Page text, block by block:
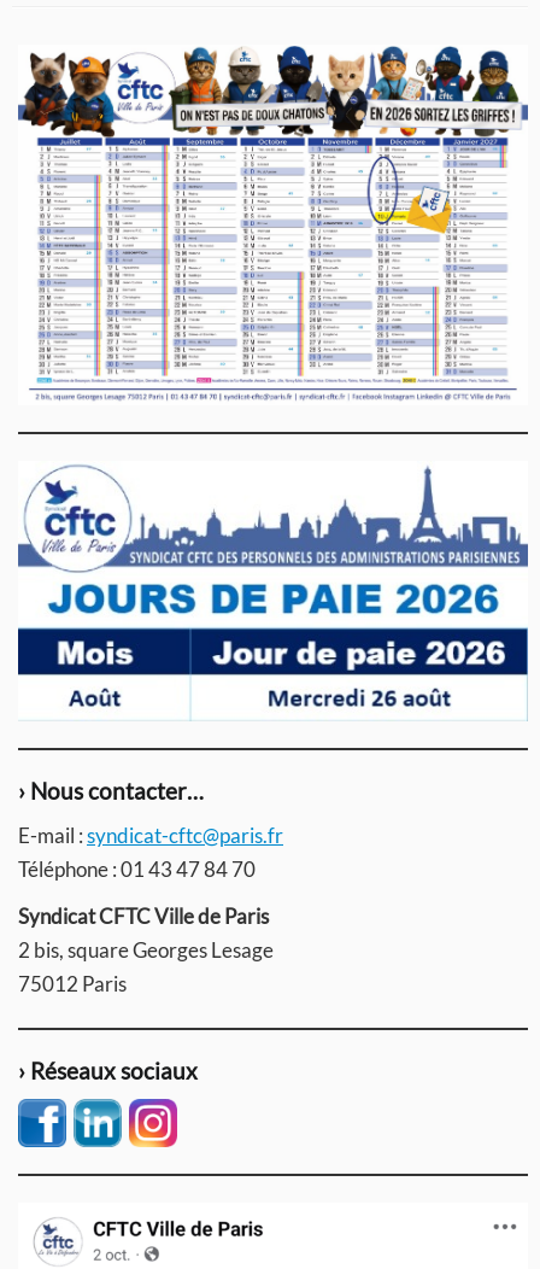
› Nous contacter…
E-mail :syndicat-cftc@paris.fr
Téléphone : 01 43 47 84 70
Syndicat CFTC Ville de Paris
2 bis, square Georges Lesage
75012 Paris
› Réseaux sociaux